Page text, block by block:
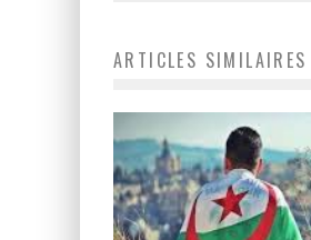
ARTICLES SIMILAIRES